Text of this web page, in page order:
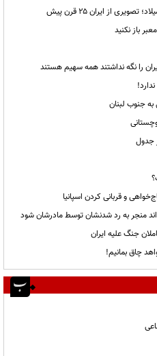
باز نکنید
را نگه نداشتند همه سهیم هستند
جنوب لبنان
جدول
و قربانی کردن اسپانیا
منجر به رد شدنشان توسط مادرشان شود
جنگ علیه ایران
چاق بمانیم!